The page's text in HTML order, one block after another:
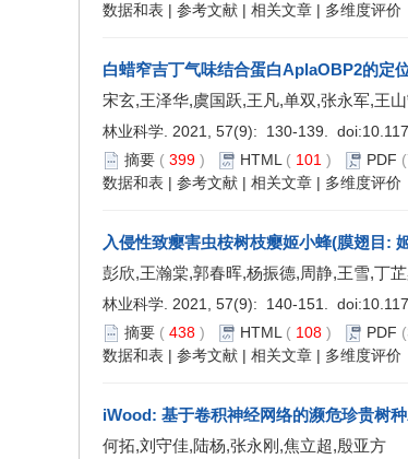
数据和表 | 参考文献 | 相关文章 | 多维度评价
白蜡窄吉丁气味结合蛋白AplaOBP2的定
宋玄,王泽华,虞国跃,王凡,单双,张永军,王
林业科学. 2021, 57(9): 130-139. doi:
摘要 ( 399 ) HTML ( 101 ) PDF
数据和表 | 参考文献 | 相关文章 | 多维度评价
入侵性致瘿害虫桉树枝瘿姬小蜂(膜翅目:
彭欣,王瀚棠,郭春晖,杨振德,周静,王雪,丁
林业科学. 2021, 57(9): 140-151. doi:
摘要 ( 438 ) HTML ( 108 ) PDF
数据和表 | 参考文献 | 相关文章 | 多维度评价
iWood: 基于卷积神经网络的濒危珍贵树
何拓,刘守佳,陆杨,张永刚,焦立超,殷亚方